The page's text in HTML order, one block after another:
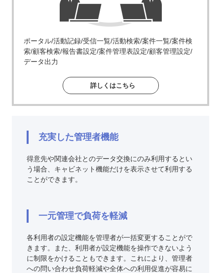
ポータル/活動記録/受信一覧/活動検索/案件一覧/案件検
索/顧客検索/報告書設定/案件管理表設定/顧客管理設定/
データ出力
詳しくはこちら
充実した管理者機能
得意先や関連会社とのデータ交換にのみ利用するとい
う場合、キャビネット機能だけを表示させて利用する
ことができます。
一元管理で負荷を軽減
各利用者の設定機能を管理者が一括変更することがで
きます。また、利用者が設定機能を操作できないよう
に制限をかけることもできます。これにより、管理者
への問い合わせ負荷軽減や全体への利用促進が容易に